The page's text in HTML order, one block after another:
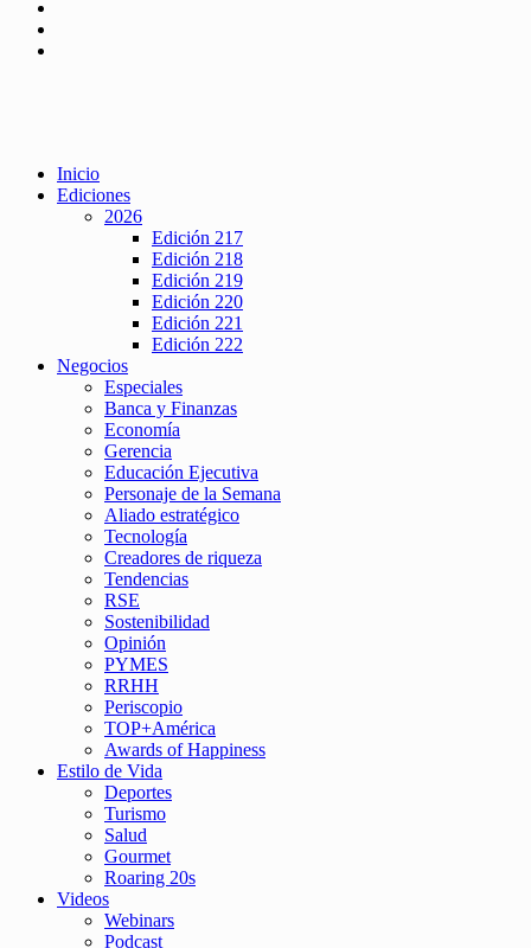
Inicio
Ediciones
2026
Edición 217
Edición 218
Edición 219
Edición 220
Edición 221
Edición 222
Negocios
Especiales
Banca y Finanzas
Economía
Gerencia
Educación Ejecutiva
Personaje de la Semana
Aliado estratégico
Tecnología
Creadores de riqueza
Tendencias
RSE
Sostenibilidad
Opinión
PYMES
RRHH
Periscopio
TOP+América
Awards of Happiness
Estilo de Vida
Deportes
Turismo
Salud
Gourmet
Roaring 20s
Videos
Webinars
Podcast